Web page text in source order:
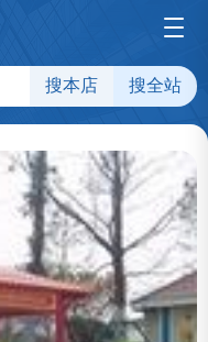
搜本店 搜全站